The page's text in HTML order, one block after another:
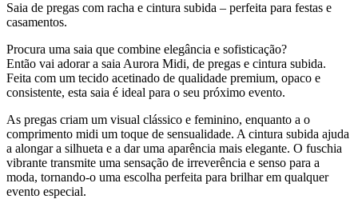
Saia de pregas com racha e cintura subida – perfeita para festas e
casamentos.
Procura uma saia que combine elegância e sofisticação?
Então vai adorar a saia Aurora Midi, de pregas e cintura subida.
Feita com um tecido acetinado de qualidade premium, opaco e
consistente, esta saia é ideal para o seu próximo evento.
As pregas criam um visual clássico e feminino, enquanto a o
comprimento midi um toque de sensualidade. A cintura subida ajuda
a alongar a silhueta e a dar uma aparência mais elegante. O fuschia
vibrante transmite uma sensação de irreverência e senso para a
moda, tornando-o uma escolha perfeita para brilhar em qualquer
evento especial.